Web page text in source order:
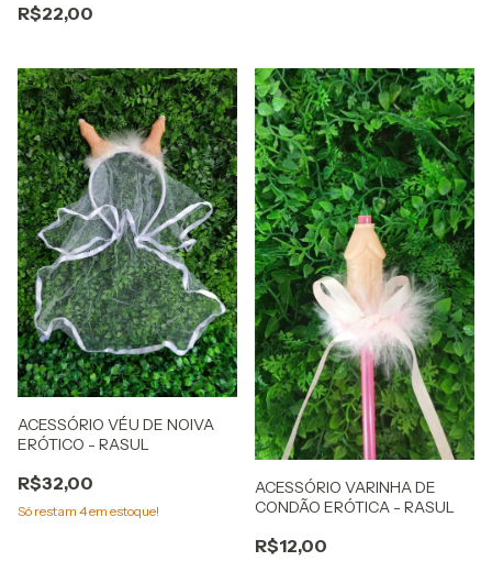
R$22,00
ACESSÓRIO VÉU DE NOIVA
ERÓTICO - RASUL
R$32,00
Só restam 4em estoque!
ACESSÓRIO VARINHA DE
CONDÃO ERÓTICA - RASUL
R$12,00